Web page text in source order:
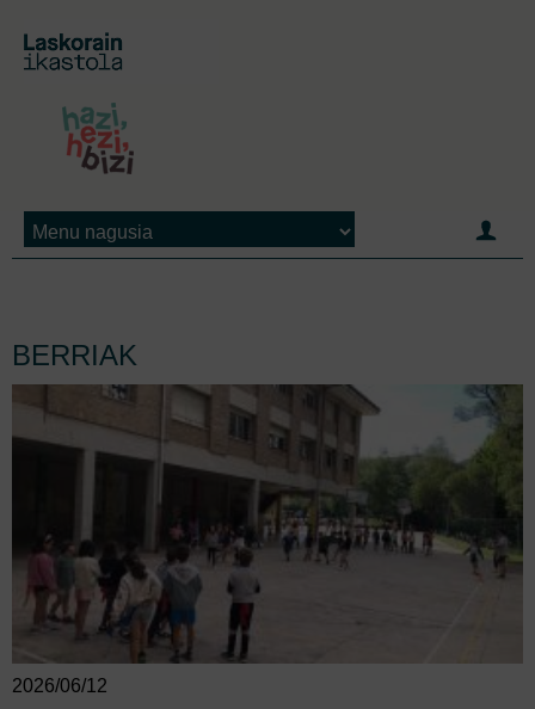
BERRIAK
2026/06/12